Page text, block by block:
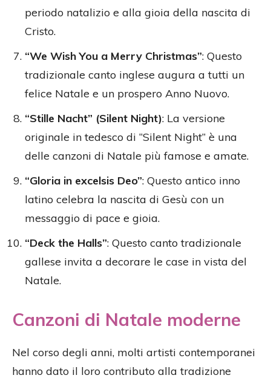
periodo natalizio e alla gioia della nascita di
Cristo.
“We Wish You a Merry Christmas”: Questo
tradizionale canto inglese augura a tutti un
felice Natale e un prospero Anno Nuovo.
“Stille Nacht” (Silent Night): La versione
originale in tedesco di “Silent Night” è una
delle canzoni di Natale più famose e amate.
“Gloria in excelsis Deo”: Questo antico inno
latino celebra la nascita di Gesù con un
messaggio di pace e gioia.
“Deck the Halls”: Questo canto tradizionale
gallese invita a decorare le case in vista del
Natale.
Canzoni di Natale moderne
Nel corso degli anni, molti artisti contemporanei
hanno dato il loro contributo alla tradizione